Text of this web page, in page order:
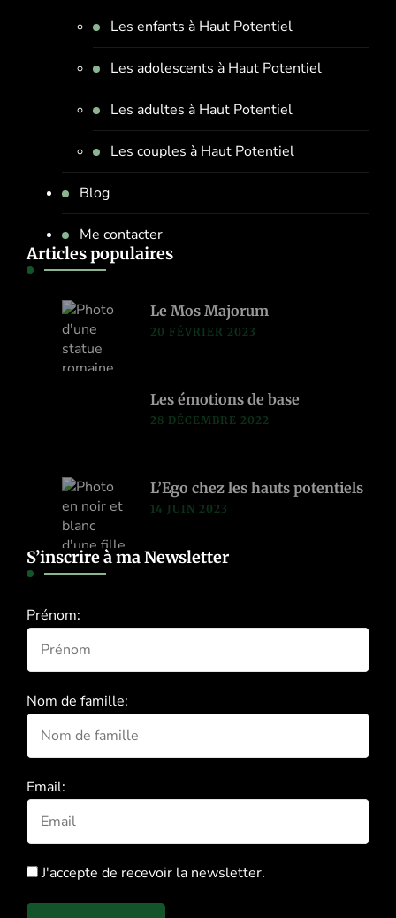
Les enfants à Haut Potentiel
Les adolescents à Haut Potentiel
Les adultes à Haut Potentiel
Les couples à Haut Potentiel
Blog
Me contacter
Articles populaires
Le Mos Majorum
20 FÉVRIER 2023
Les émotions de base
28 DÉCEMBRE 2022
L’Ego chez les hauts potentiels
14 JUIN 2023
S’inscrire à ma Newsletter
Prénom:
Nom de famille:
Email:
J'accepte de recevoir la newsletter.